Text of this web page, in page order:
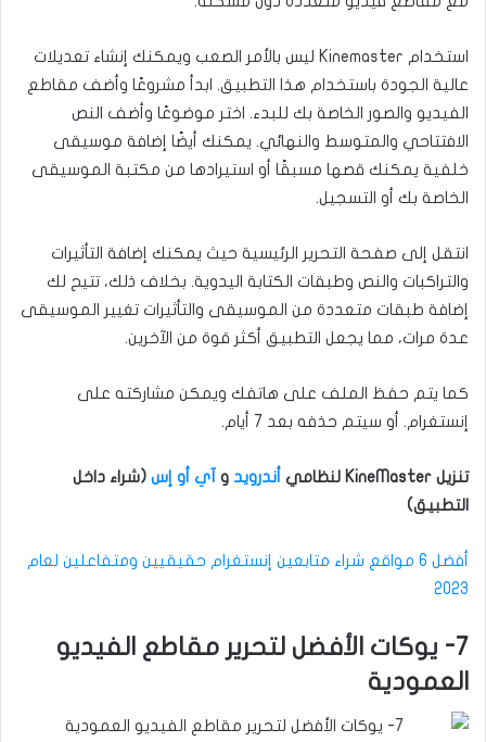
استخدام Kinemaster ليس بالأمر الصعب ويمكنك إنشاء تعديلات
عالية الجودة باستخدام هذا التطبيق. ابدأ مشروعًا وأضف مقاطع
الفيديو والصور الخاصة بك للبدء. اختر موضوعًا وأضف النص
الافتتاحي والمتوسط ​​والنهائي. يمكنك أيضًا إضافة موسيقى
خلفية يمكنك قصها مسبقًا أو استيرادها من مكتبة الموسيقى
الخاصة بك أو التسجيل.
انتقل إلى صفحة التحرير الرئيسية حيث يمكنك إضافة التأثيرات
والتراكبات والنص وطبقات الكتابة اليدوية. بخلاف ذلك، تتيح لك
إضافة طبقات متعددة من الموسيقى والتأثيرات تغيير الموسيقى
عدة مرات، مما يجعل التطبيق أكثر قوة من الآخرين.
كما يتم حفظ الملف على هاتفك ويمكن مشاركته على
إنستغرام. أو سيتم حذفه بعد 7 أيام.
تنزيل KineMaster لنظامي أندرويد و آي أو إس (شراء داخل
التطبيق)
أفضل 6 مواقع شراء متابعين إنستغرام حقيقيين ومتفاعلين لعام
2023
7- يوكات الأفضل لتحرير مقاطع الفيديو
العمودية